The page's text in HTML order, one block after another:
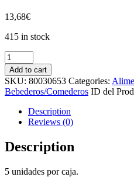
13,68€
415 in stock
Tolva
plast.
8
K
aves
quantity
Add to cart
SKU: 80030653 Categories:
Bebederos/Comederos ID del
Description
Reviews (0)
Description
5 unidades por caja.